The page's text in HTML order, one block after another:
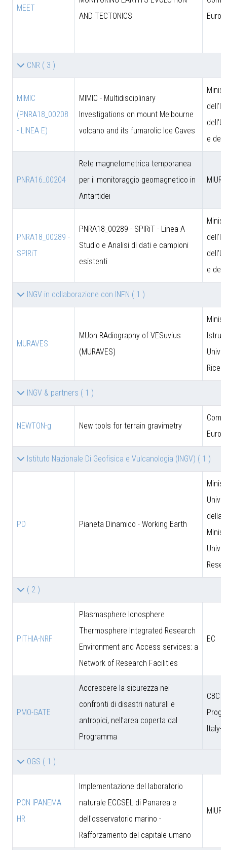
MEET
AND TECTONICS
CNR ( 3 )
MIMIC
(PNRA18_00208
- LINEA E)
MIMIC - Multidisciplinary
Investigations on mount Melbourne
volcano and its fumarolic Ice Caves
e
PNRA16_00204
Rete magnetometrica temporanea
per il monitoraggio geomagnetico in
Antartidei
MIUR
PNRA18_00289 -
SPIRiT
PNRA18_00289 - SPIRiT - Linea A
Studio e Analisi di dati e campioni
esistenti
e
INGV in collaborazione con INFN ( 1 )
MURAVES
MUon RAdiography of VESuvius
(MURAVES)
INGV & partners ( 1 )
NEWTON-g New tools for terrain gravimetry
Istituto Nazionale Di Geofisica e Vulcanologia (INGV) ( 1 )
PD Pianeta Dinamico - Working Earth
della
( 2 )
PITHIA-NRF
Plasmasphere Ionosphere
Thermosphere Integrated Research
Environment and Access services: a
Network of Research Facilities
EC
PMO-GATE
Accrescere la sicurezza nei
confronti di disastri naturali e
antropici, nell’area coperta dal
Programma
CBC
Italy-
OGS ( 1 )
PON IPANEMA
HR
Implementazione del laboratorio
naturale ECCSEL di Panarea e
dell'osservatorio marino -
Rafforzamento del capitale umano
MIUR